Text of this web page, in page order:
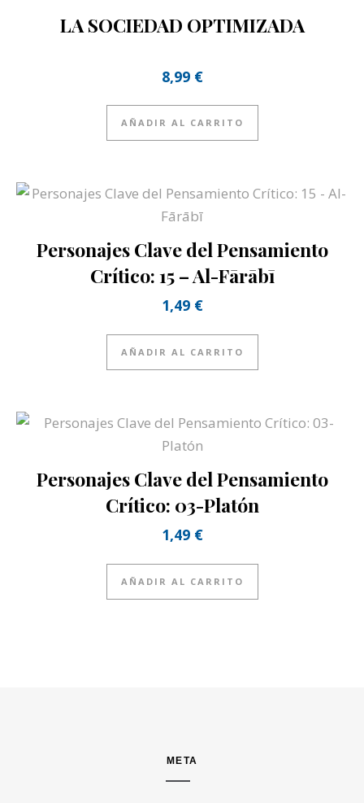
LA SOCIEDAD OPTIMIZADA
8,99 €
AÑADIR AL CARRITO
Personajes Clave del Pensamiento
Crítico: 15 – Al-Fārābī
1,49 €
AÑADIR AL CARRITO
Personajes Clave del Pensamiento
Crítico: 03-Platón
1,49 €
AÑADIR AL CARRITO
META